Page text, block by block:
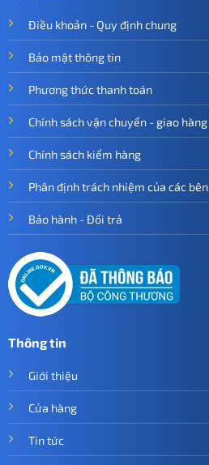
Điều khoản - Quy định chung
Bảo mật thông tin
Phương thức thanh toán
Chính sách vận chuyển - giao hàng
Chính sách kiểm hàng
Phân định trách nhiệm của các bên
Bảo hành - Đổi trả
Thông tin
Giới thiệu
Cửa hàng
Tin tức